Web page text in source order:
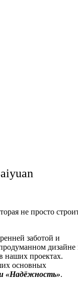
не просто
заботой и
дизайне
наших проектах.
основных
«Надёжность».